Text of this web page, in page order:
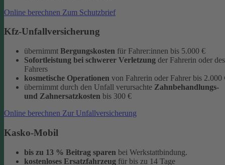
Online berechnen Zum Schutzbrief
Kfz-Unfallversicherung
übernimmt Bergungskosten für Fahrer:innen bis 5.000 €
Sofortleistung bei schwerer Verletzung der Fahrerin oder des
Fahrers
kosmetische Operationen von Fahrerin oder Fahrer bis 2.000
übernimmt durch den Unfall verursachte Zahnbehandlungs-
und Zahnersatzkosten bis 300 €
Online berechnen Zur Unfallversicherung
Kasko-Mobil
bis zu 13 % Beitrag sparen bei Werkstattbindung.
kostenloses Ersatzfahrzeug für bis zu 14 Tage